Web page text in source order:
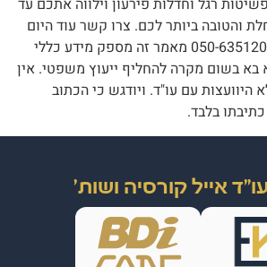
פשיטות רגל וחדלות פירעון וילווה אתכם עד
והטובה ביותר לכם. צרו קשר עוד היום
עם משרדנו בטלפון: 050-6351208 מאמר זה מספק מידע כללי
בא בשום מקרה להחליף ייעוץ משפטי. אין
עם עו"ד. ויודגש כי הכתוב
בלבד.
אייל קורסיה ושות'